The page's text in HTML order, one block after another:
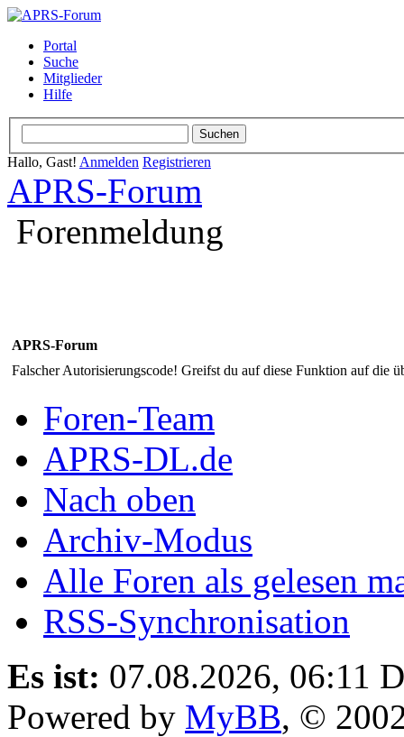
Portal
Suche
Mitglieder
Hilfe
Hallo, Gast! Anmelden Registrieren
APRS-Forum
Forenmeldung
APRS-Forum
Falscher Autorisierungscode! Greifst du auf diese Funktion auf die
Foren-Team
APRS-DL.de
Nach oben
Archiv-Modus
Alle Foren als gelesen
RSS-Synchronisation
Es ist: 07.08.2026, 06:11
Powered by MyBB, ©